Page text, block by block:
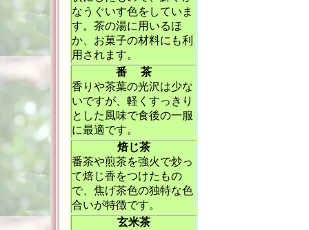
なうぐいす色をしていま
す。茶の湯に用いるほ
か、お菓子の材料にも利
用されます。
番 茶
香りや茶葉の光沢は少な
いですが、軽くすっきり
とした風味で食後の一服
に最適です。
焙じ茶
番茶や煎茶を強火で炒っ
て焙じ香をつけたもの
で、焦げ茶色の独特な色
合いが特徴です。
玄米茶